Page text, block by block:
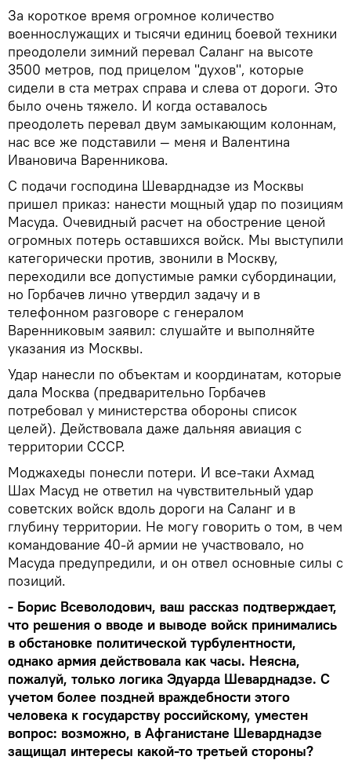
За короткое время огромное количество
военнослужащих и тысячи единиц боевой техники
преодолели зимний перевал Саланг на высоте
3500 метров, под прицелом "духов", которые
сидели в ста метрах справа и слева от дороги. Это
было очень тяжело. И когда оставалось
преодолеть перевал двум замыкающим колоннам,
нас все же подставили — меня и Валентина
Ивановича Варенникова.
С подачи господина Шеварднадзе из Москвы
пришел приказ: нанести мощный удар по позициям
Масуда. Очевидный расчет на обострение ценой
огромных потерь оставшихся войск. Мы выступили
категорически против, звонили в Москву,
переходили все допустимые рамки субординации,
но Горбачев лично утвердил задачу и в
телефонном разговоре с генералом
Варенниковым заявил: слушайте и выполняйте
указания из Москвы.
Удар нанесли по объектам и координатам, которые
дала Москва (предварительно Горбачев
потребовал у министерства обороны список
целей). Действовала даже дальняя авиация с
территории СССР.
Моджахеды понесли потери. И все-таки Ахмад
Шах Масуд не ответил на чувствительный удар
советских войск вдоль дороги на Саланг и в
глубину территории. Не могу говорить о том, в чем
командование 40-й армии не участвовало, но
Масуда предупредили, и он отвел основные силы с
позиций.
- Борис Всеволодович, ваш рассказ подтверждает,
что решения о вводе и выводе войск принимались
в обстановке политической турбулентности,
однако армия действовала как часы. Неясна,
пожалуй, только логика Эдуарда Шеварднадзе. С
учетом более поздней враждебности этого
человека к государству российскому, уместен
вопрос: возможно, в Афганистане Шеварднадзе
защищал интересы какой-то третьей стороны?